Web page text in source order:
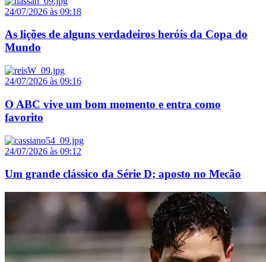
24/07/2026 às 09:18
As lições de alguns verdadeiros heróis da Copa do
Mundo
24/07/2026 às 09:16
O ABC vive um bom momento e entra como
favorito
24/07/2026 às 09:12
Um grande clássico da Série D; aposto no Mecão